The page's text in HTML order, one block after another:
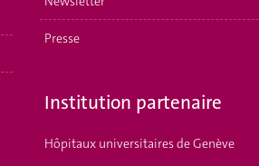
Presse
Institution partenaire
Hôpitaux universitaires de Genève